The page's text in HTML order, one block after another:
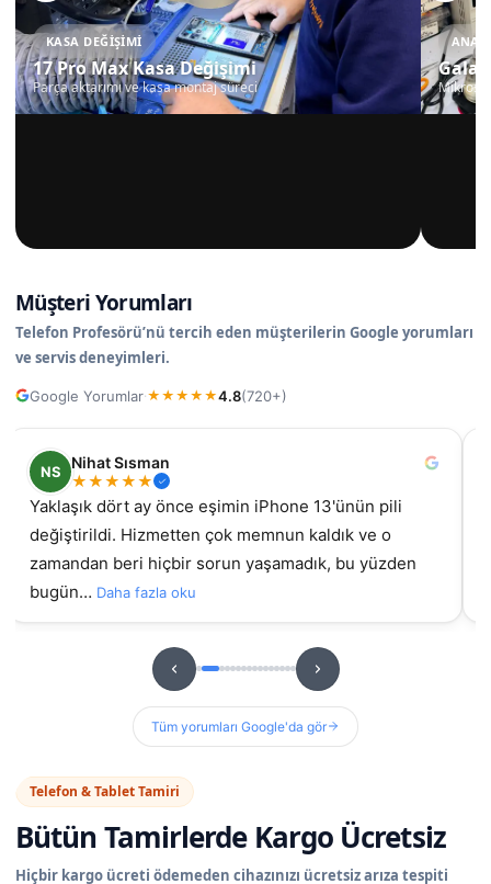
KASA DEĞIŞIMI
17 Pro Max Kasa Değişimi
Parça aktarımı ve kasa montaj süreci
Müşteri Yorumları
Telefon Profesörü’nü tercih eden müşterilerin Google yorumları
ve servis deneyimleri.
Google Yorumlar·★ ★ ★ ★ ★4.8(720+)
NS
Nihat Sısman
★★★★★
Yaklaşık dört ay önce eşimin iPhone 13'ünün pili
değiştirildi. Hizmetten çok memnun kaldık ve o
zamandan beri hiçbir sorun yaşamadık, bu yüzden
bugün… Daha fazla oku
Tüm yorumları Google'da gör
Telefon & Tablet Tamiri
Bütün Tamirlerde Kargo Ücretsiz
Hiçbir kargo ücreti ödemeden cihazınızı ücretsiz arıza tespiti